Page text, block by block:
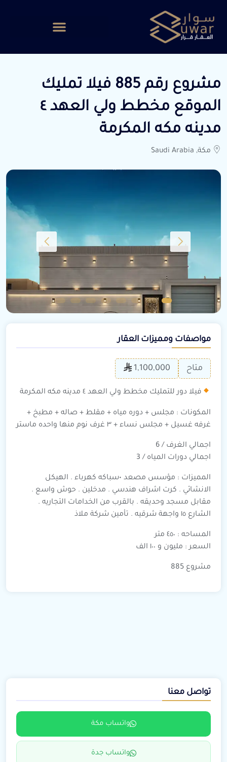
مشروع رقم 885 فيلا تمليك
الموقع مخطط ولي العهد ٤
مدينه مكه المكرمة
مكة, Saudi Arabia
مواصفات ومميزات العقار
متاح 1,100,000
فيلا دور للتمليك مخطط ولي العهد ٤ مدينه مكه المكرمة
المكونات : مجلس + دوره مياه + مقلط + صاله + مطبخ +
غرفه غسيل + مجلس نساء + ٣ غرف نوم منها واحده ماستر
اجمالي الغرف / 6
اجمالي دورات المياه / 3
المميزات : مؤسس مصعد •سباكه كهرباء . الهيكل
الانشائي . كرت اشراف هندسي . مدخلين . حوش واسع .
مقابل مسجد وحديقه . بالقرب من الخدامات التجاريه .
الشارع ١٥ واجهة شرقيه . تأمين شركة ملاذ
المساحه : ٤٥٠ متر
السعر : مليون و ١٠٠ الف
مشروع 885
تواصل معنا
واتساب مكة
واتساب جدة